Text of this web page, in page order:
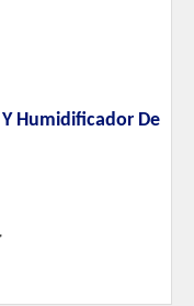
Humidificador De